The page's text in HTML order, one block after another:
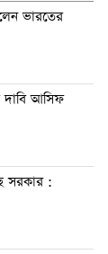
ভারতের
দাবি আসিফ
সরকার :